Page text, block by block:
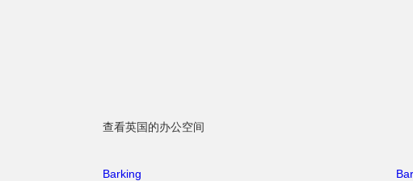
查看英国的办公空间
Barking